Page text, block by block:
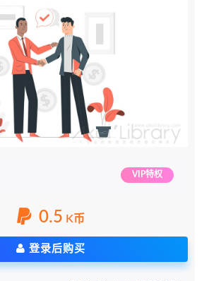
VIP特权
0.5 K币
登录后购买